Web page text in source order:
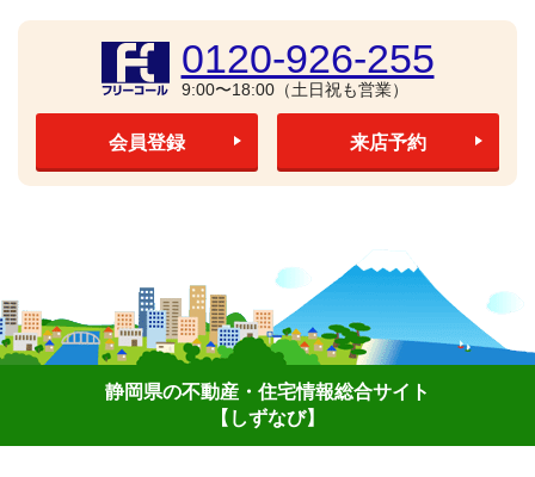
0120-926-255
9:00〜18:00（土日祝も営業）
会員登録 来店予約
静岡県の不動産・住宅情報総合サイト
【しずなび】